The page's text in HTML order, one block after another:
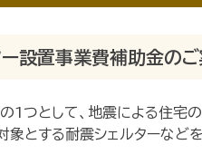
設置事業費補助金の
1つとして、地震による住宅
象とする耐震シェルターなど